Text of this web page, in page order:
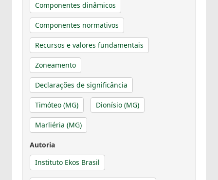
Componentes dinâmicos
Componentes normativos
Recursos e valores fundamentais
Zoneamento
Declarações de significância
Timóteo (MG) Dionísio (MG)
Marliéria (MG)
Autoria
Instituto Ekos Brasil